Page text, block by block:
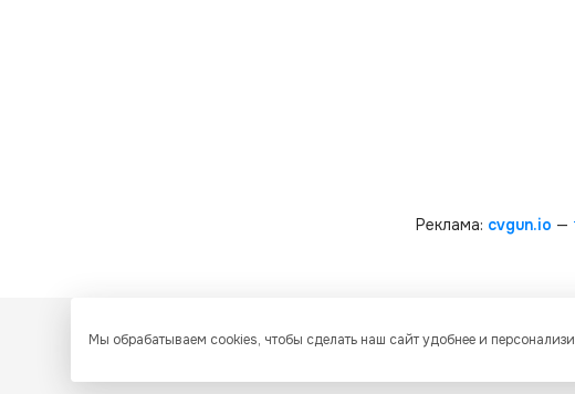
Реклама: cvgun.io —
Все ресурсы настоящего сайта, включая дизайн, текстовое и
Мы обрабатываем cookies, чтобы сделать наш сайт удобнее и